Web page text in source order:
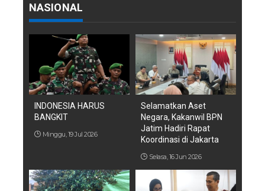
NASIONAL
INDONESIA HARUS
BANGKIT
Minggu, 19 Jul 2026
Selamatkan Aset
Negara, Kakanwil BPN
Jatim Hadiri Rapat
Koordinasi di Jakarta
Selasa, 16 Jun 2026